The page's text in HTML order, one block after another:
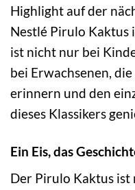
Highlight auf der
Nestlé Pirulo Kaktus
ist nicht nur bei
bei Erwachsenen,
erinnern und den
dieses Klassikers
Ein Eis, das
Der Pirulo Kaktus ist